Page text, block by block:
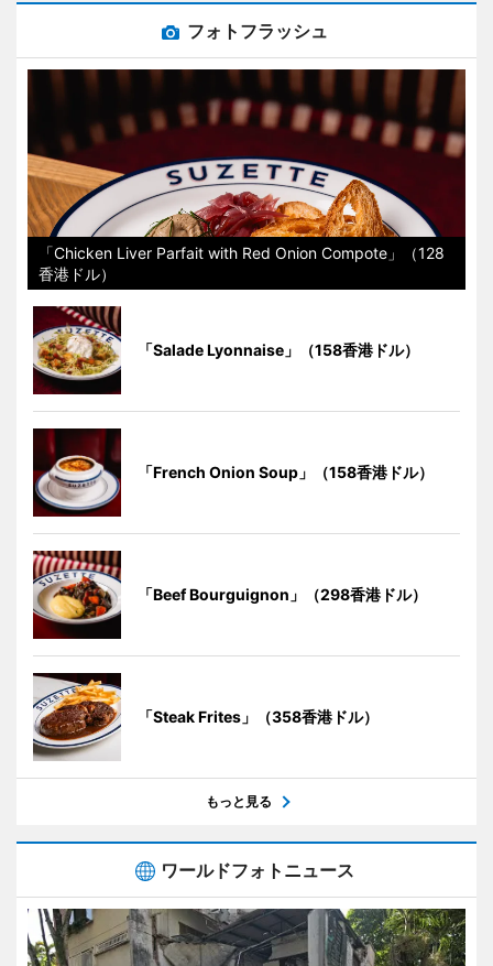
フォトフラッシュ
「Chicken Liver Parfait with Red Onion Compote」（128
香港ドル）
「Salade Lyonnaise」（158香港ドル）
「French Onion Soup」（158香港ドル）
「Beef Bourguignon」（298香港ドル）
「Steak Frites」（358香港ドル）
もっと見る
ワールドフォトニュース